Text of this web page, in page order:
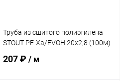
Труба из сшитого полиэтилена
STOUT PE-Xa/EVOH 20х2,8 (100м)
207 ₽/ м